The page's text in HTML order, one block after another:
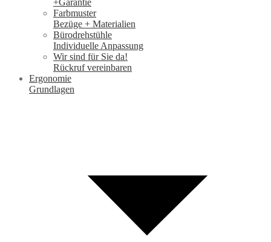
+Garantie
Farbmuster
Bezüge + Materialien
Bürodrehstühle
Individuelle Anpassung
Wir sind für Sie da!
Rückruf vereinbaren
Ergonomie
Grundlagen